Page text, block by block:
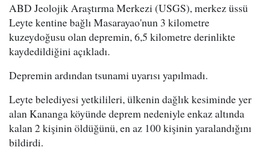
ABD Jeolojik Araştırma Merkezi (USGS), merkez üssü
Leyte kentine bağlı Masarayao'nun 3 kilometre
kuzeydoğusu olan depremin, 6,5 kilometre derinlikte
kaydedildiğini açıkladı.
Depremin ardından tsunami uyarısı yapılmadı.
Leyte belediyesi yetkilileri, ülkenin dağlık kesiminde yer
alan Kananga köyünde deprem nedeniyle enkaz altında
kalan 2 kişinin öldüğünü, en az 100 kişinin yaralandığını
bildirdi.